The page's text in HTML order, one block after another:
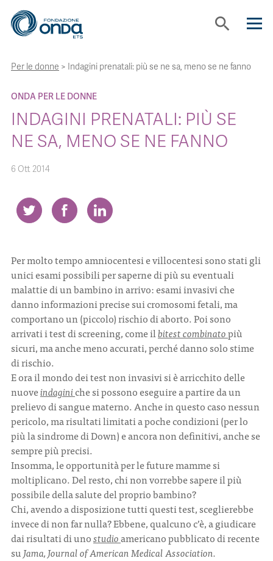
search
CHI SIAMO
CON CHI LAVORIAMO
STRUMENTI
CONTATTI
ITA ENG
Per le donne > Indagini prenatali: più se ne sa, meno se ne fanno
ONDA PER LE DONNE
INDAGINI PRENATALI: PIÙ SE
NE SA, MENO SE NE FANNO
6 Ott 2014
Per molto tempo amniocentesi e villocentesi sono stati gli
unici esami possibili per saperne di più su eventuali
malattie di un bambino in arrivo: esami invasivi che
danno informazioni precise sui cromosomi fetali, ma
comportano un (piccolo) rischio di aborto. Poi sono
arrivati i test di screening, come ilbitest combinatopiù
sicuri, ma anche meno accurati, perché danno solo stime
di rischio.
E ora il mondo dei test non invasivi si è arricchito delle
nuoveindaginiche si possono eseguire a partire da un
prelievo di sangue materno. Anche in questo caso nessun
pericolo, ma risultati limitati a poche condizioni (per lo
più la sindrome di Down) e ancora non definitivi, anche se
sempre più precisi.
Insomma, le opportunità per le future mamme si
moltiplicano. Del resto, chi non vorrebbe sapere il più
possibile della salute del proprio bambino?
Chi, avendo a disposizione tutti questi test, sceglierebbe
invece di non far nulla? Ebbene, qualcuno c’è, a giudicare
dai risultati di unostudioamericano pubblicato di recente
suJama, Journal of American Medical Association.